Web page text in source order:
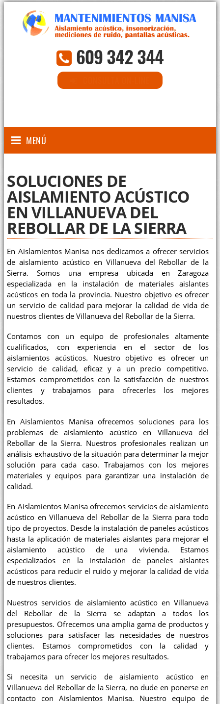
609 342 344
MENÚ
SOLUCIONES DE
AISLAMIENTO ACÚSTICO
EN VILLANUEVA DEL
REBOLLAR DE LA SIERRA
En Aislamientos Manisa nos dedicamos a ofrecer servicios
de aislamiento acústico en Villanueva del Rebollar de la
Sierra. Somos una empresa ubicada en Zaragoza
especializada en la instalación de materiales aislantes
acústicos en toda la provincia. Nuestro objetivo es ofrecer
un servicio de calidad para mejorar la calidad de vida de
nuestros clientes de Villanueva del Rebollar de la Sierra.
Contamos con un equipo de profesionales altamente
cualificados, con experiencia en el sector de los
aislamientos acústicos. Nuestro objetivo es ofrecer un
servicio de calidad, eficaz y a un precio competitivo.
Estamos comprometidos con la satisfacción de nuestros
clientes y trabajamos para ofrecerles los mejores
resultados.
En Aislamientos Manisa ofrecemos soluciones para los
problemas de aislamiento acústico en Villanueva del
Rebollar de la Sierra. Nuestros profesionales realizan un
análisis exhaustivo de la situación para determinar la mejor
solución para cada caso. Trabajamos con los mejores
materiales y equipos para garantizar una instalación de
calidad.
En Aislamientos Manisa ofrecemos servicios de aislamiento
acústico en Villanueva del Rebollar de la Sierra para todo
tipo de proyectos. Desde la instalación de paneles acústicos
hasta la aplicación de materiales aislantes para mejorar el
aislamiento acústico de una vivienda. Estamos
especializados en la instalación de paneles aislantes
acústicos para reducir el ruido y mejorar la calidad de vida
de nuestros clientes.
Nuestros servicios de aislamiento acústico en Villanueva
del Rebollar de la Sierra se adaptan a todos los
presupuestos. Ofrecemos una amplia gama de productos y
soluciones para satisfacer las necesidades de nuestros
clientes. Estamos comprometidos con la calidad y
trabajamos para ofrecer los mejores resultados.
Si necesita un servicio de aislamiento acústico en
Villanueva del Rebollar de la Sierra, no dude en ponerse en
contacto con Aislamientos Manisa. Nuestro equipo de